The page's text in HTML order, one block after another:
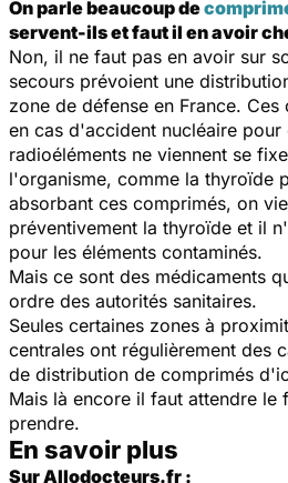
On parle beaucoup de
servent-ils et faut il en avoir
Non, il ne faut pas en avoir sur
secours prévoient une
zone de défense en France.
en cas d'accident nucléaire pour
radioéléments ne viennent se
l'organisme, comme la thyroïde
absorbant ces comprimés, on
préventivement la thyroïde et il
pour les éléments contaminés.
Mais ce sont des médicaments
ordre des autorités sanitaires.
Seules certaines zones à
centrales ont régulièrement des
de distribution de comprimés
Mais là encore il faut attendre le
prendre.
En savoir plus
Sur Allodocteurs.fr :